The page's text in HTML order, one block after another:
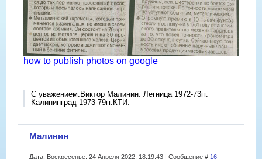
how to publish photos on google
С уважением.Виктор Малинин. Легница 1972-73гг.
Калининград 1973-79гг.КТИ.
Малинин
Дата: Воскресенье, 24 Апреля 2022, 18:19:43 | Сообщение # 16